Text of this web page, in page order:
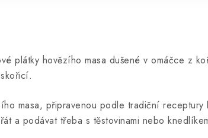
plátky hovězího masa dušené v omáčce z
masa, připravenou podle tradiční
a podávat třeba s těstovinami nebo